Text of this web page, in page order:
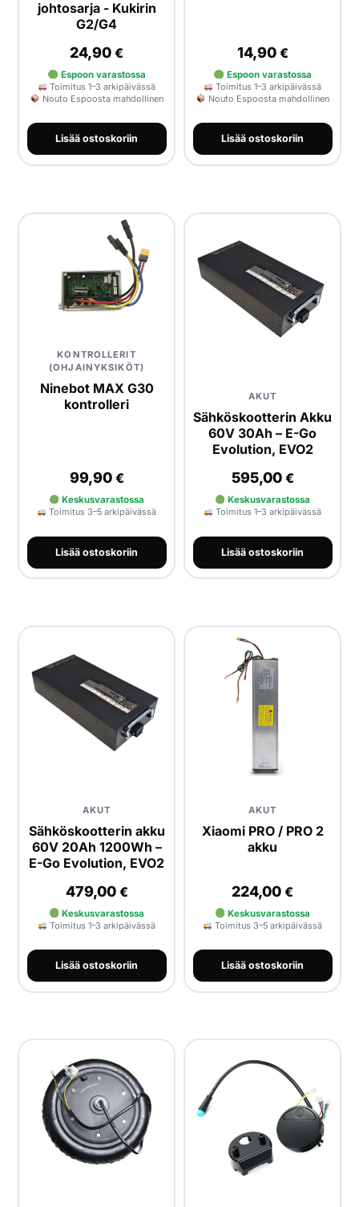
johtosarja - Kukirin
G2/G4
24,90 €
Espoon varastossa
Toimitus 1–3 arkipäivässä
Nouto Espoosta mahdollinen
Lisää ostoskoriin
14,90 €
Espoon varastossa
Toimitus 1–3 arkipäivässä
Nouto Espoosta mahdollinen
Lisää ostoskoriin
KONTROLLERIT
(OHJAINYKSIKÖT)
Ninebot MAX G30
kontrolleri
99,90 €
Keskusvarastossa
Toimitus 3–5 arkipäivässä
Lisää ostoskoriin
AKUT
Sähköskootterin Akku
60V 30Ah – E-Go
Evolution, EVO2
595,00 €
Keskusvarastossa
Toimitus 1–3 arkipäivässä
Lisää ostoskoriin
AKUT
Sähköskootterin akku
60V 20Ah 1200Wh –
E-Go Evolution, EVO2
479,00 €
Keskusvarastossa
Toimitus 1–3 arkipäivässä
Lisää ostoskoriin
AKUT
Xiaomi PRO / PRO 2
akku
224,00 €
Keskusvarastossa
Toimitus 3–5 arkipäivässä
Lisää ostoskoriin